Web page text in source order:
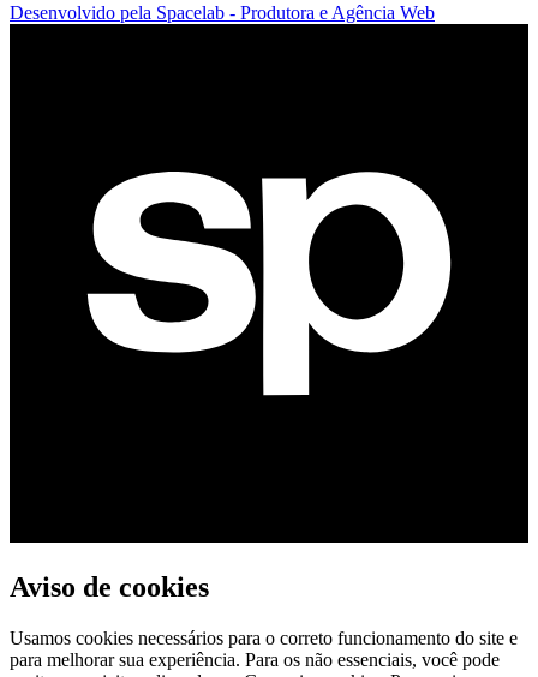
Desenvolvido pela Spacelab - Produtora e Agência Web
Aviso de cookies
Usamos cookies necessários para o correto funcionamento do site e
para melhorar sua experiência. Para os não essenciais, você pode